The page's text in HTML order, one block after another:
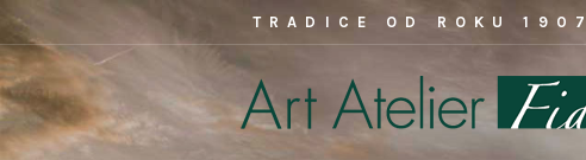
TRADICE OD ROKU 1907